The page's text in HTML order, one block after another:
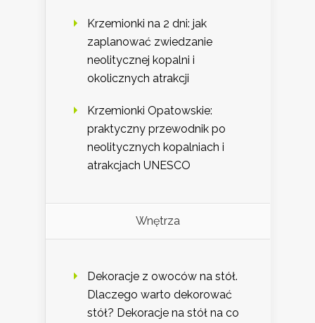
Krzemionki na 2 dni: jak
zaplanować zwiedzanie
neolitycznej kopalni i
okolicznych atrakcji
Krzemionki Opatowskie:
praktyczny przewodnik po
neolitycznych kopalniach i
atrakcjach UNESCO
Wnętrza
Dekoracje z owoców na stół.
Dlaczego warto dekorować
stół? Dekoracje na stół na co